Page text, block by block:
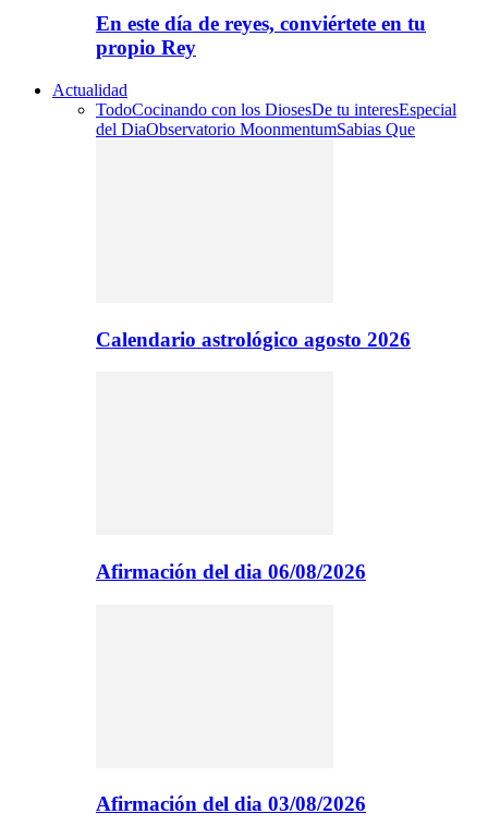
En este día de reyes, conviértete en tu
propio Rey
Actualidad
TodoCocinando con los DiosesDe tu interesEspecial
del DiaObservatorio MoonmentumSabias Que
Calendario astrológico agosto 2026
Afirmación del dia 06/08/2026
Afirmación del dia 03/08/2026